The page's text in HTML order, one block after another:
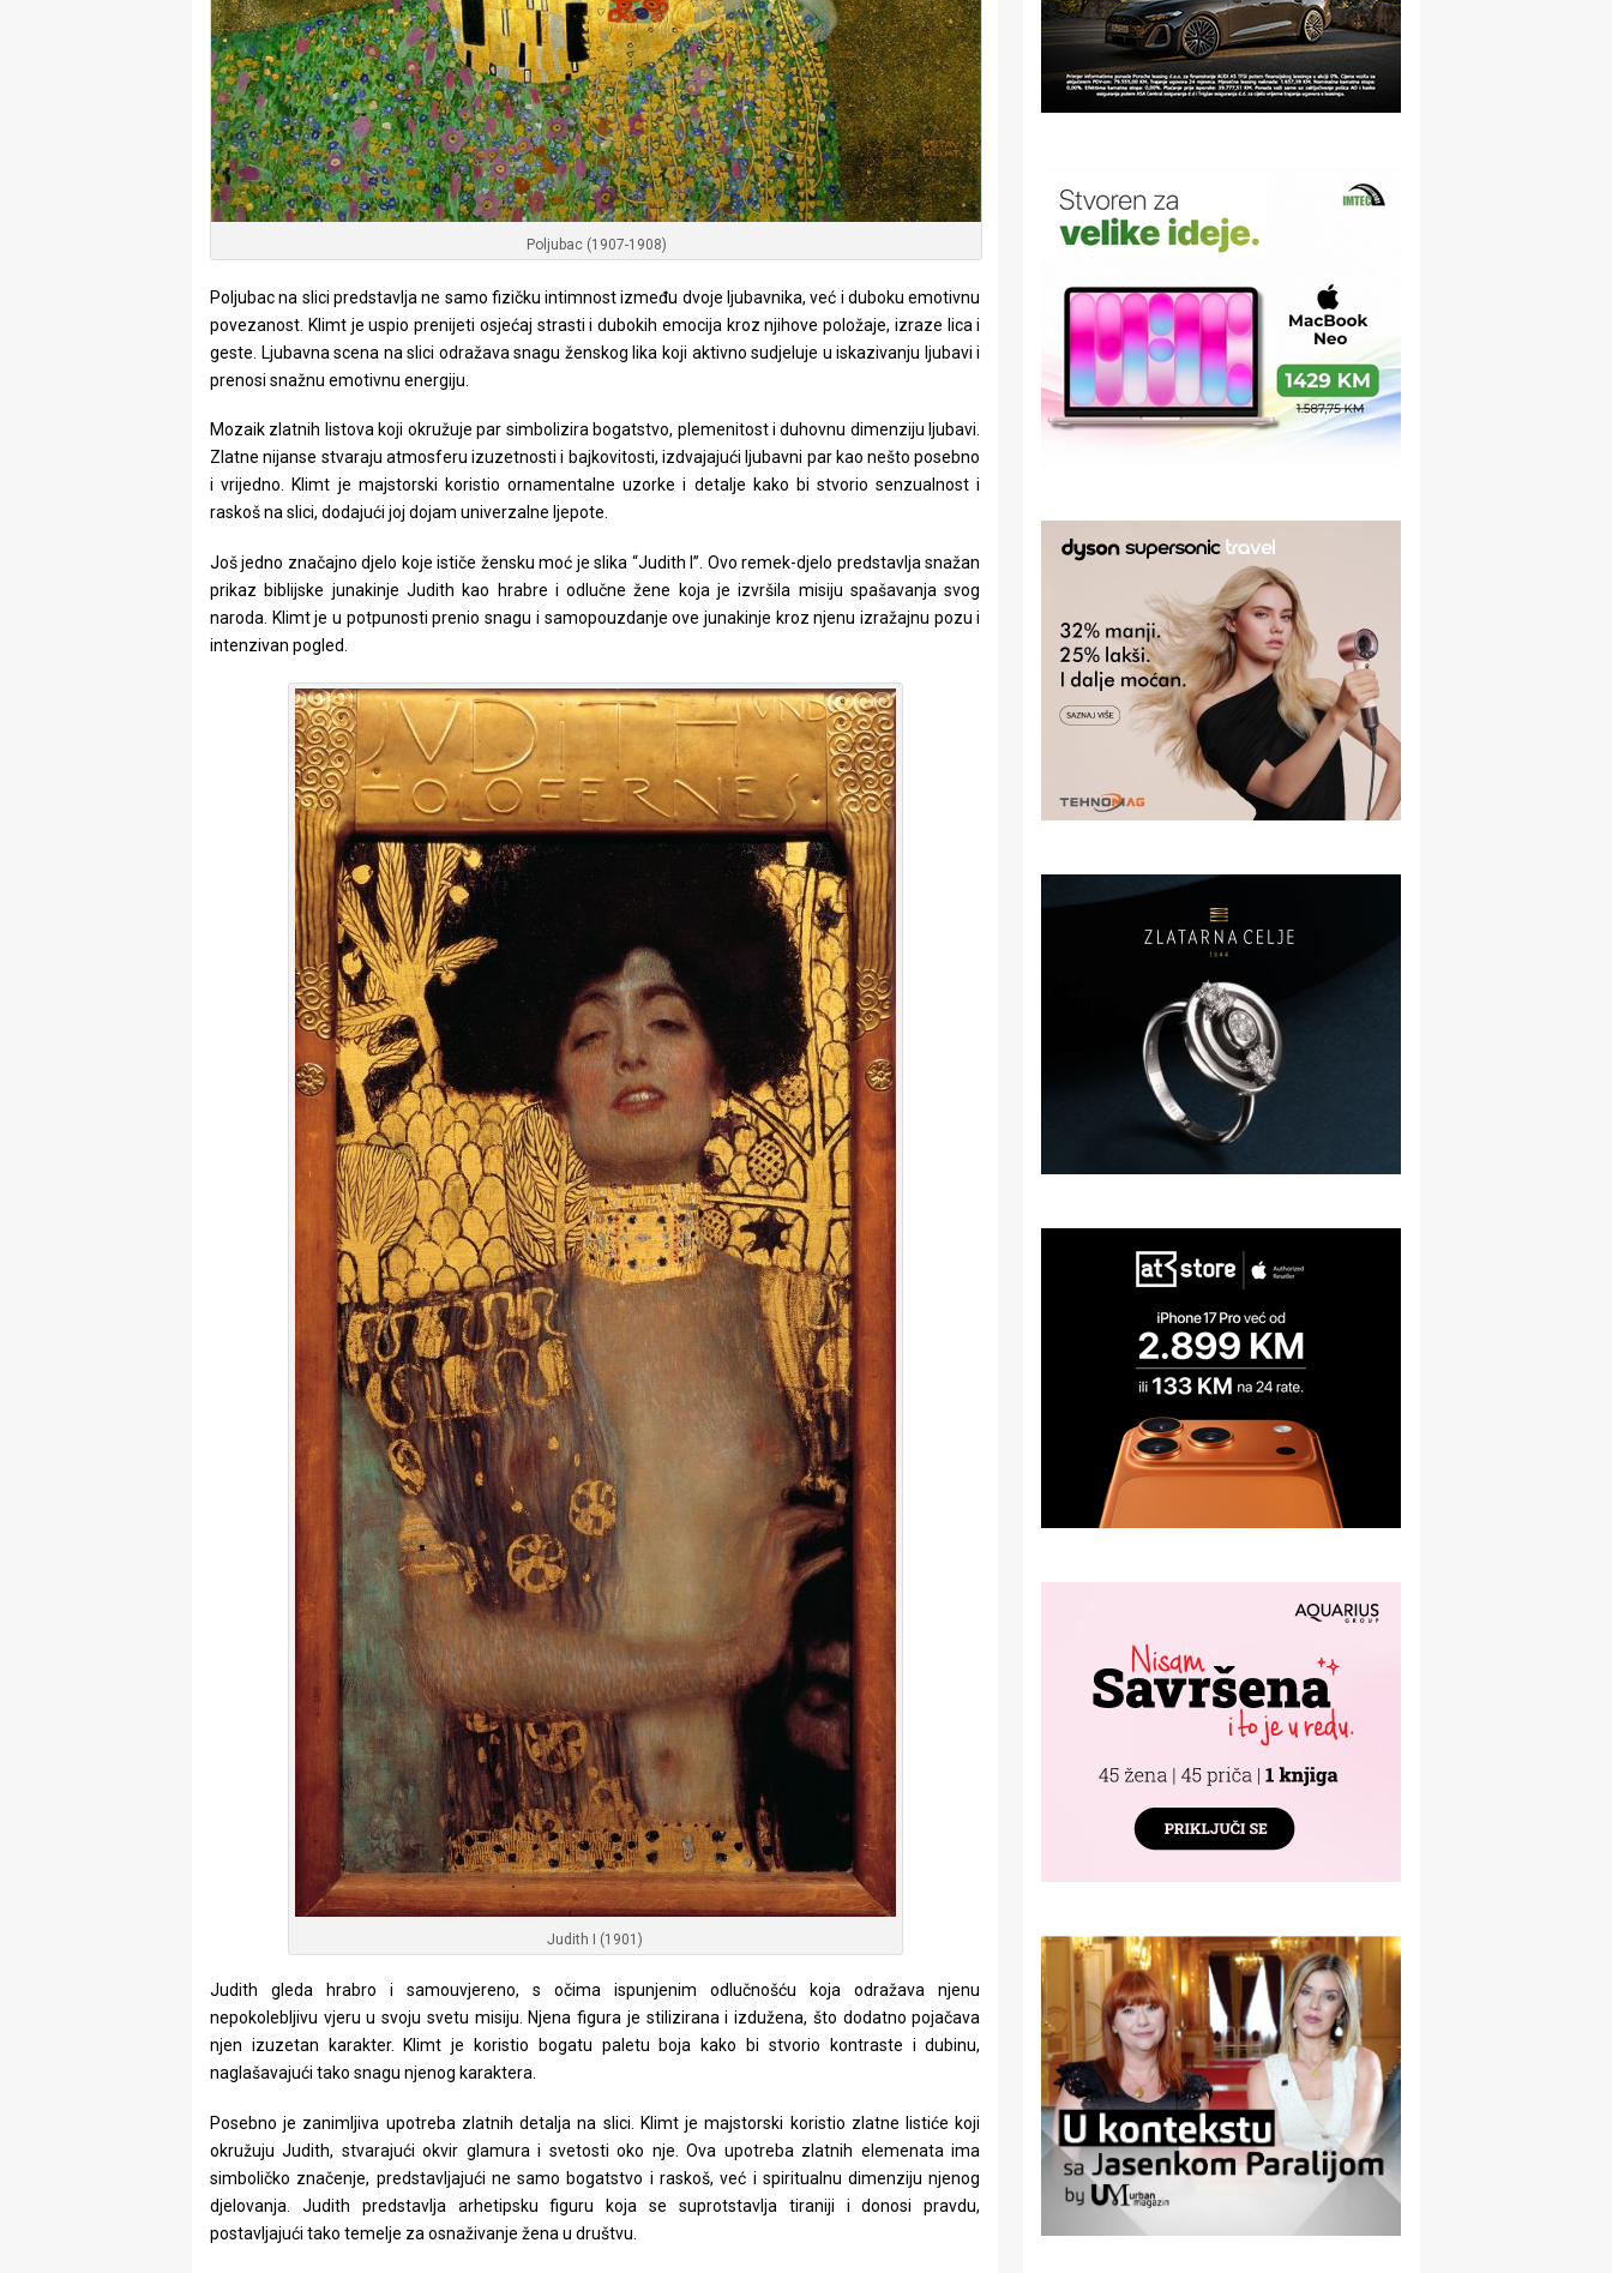
Poljubac (1907-1908)
Poljubac na slici predstavlja ne samo fizičku intimnost između dvoje ljubavnika, već i duboku emotivnu
povezanost. Klimt je uspio prenijeti osjećaj strasti i dubokih emocija kroz njihove položaje, izraze lica i
geste. Ljubavna scena na slici odražava snagu ženskog lika koji aktivno sudjeluje u iskazivanju ljubavi i
prenosi snažnu emotivnu energiju.
Mozaik zlatnih listova koji okružuje par simbolizira bogatstvo, plemenitost i duhovnu dimenziju ljubavi.
Zlatne nijanse stvaraju atmosferu izuzetnosti i bajkovitosti, izdvajajući ljubavni par kao nešto posebno
i vrijedno. Klimt je majstorski koristio ornamentalne uzorke i detalje kako bi stvorio senzualnost i
raskoš na slici, dodajući joj dojam univerzalne ljepote.
Još jedno značajno djelo koje ističe žensku moć je slika “Judith I”. Ovo remek-djelo predstavlja snažan
prikaz biblijske junakinje Judith kao hrabre i odlučne žene koja je izvršila misiju spašavanja svog
naroda. Klimt je u potpunosti prenio snagu i samopouzdanje ove junakinje kroz njenu izražajnu pozu i
intenzivan pogled.
Judith I (1901)
Judith gleda hrabro i samouvjereno, s očima ispunjenim odlučnošću koja odražava njenu
nepokolebljivu vjeru u svoju svetu misiju. Njena figura je stilizirana i izdužena, što dodatno pojačava
njen izuzetan karakter. Klimt je koristio bogatu paletu boja kako bi stvorio kontraste i dubinu,
naglašavajući tako snagu njenog karaktera.
Posebno je zanimljiva upotreba zlatnih detalja na slici. Klimt je majstorski koristio zlatne listiće koji
okružuju Judith, stvarajući okvir glamura i svetosti oko nje. Ova upotreba zlatnih elemenata ima
simboličko značenje, predstavljajući ne samo bogatstvo i raskoš, već i spiritualnu dimenziju njenog
djelovanja. Judith predstavlja arhetipsku figuru koja se suprotstavlja tiraniji i donosi pravdu,
postavljajući tako temelje za osnaživanje žena u društvu.